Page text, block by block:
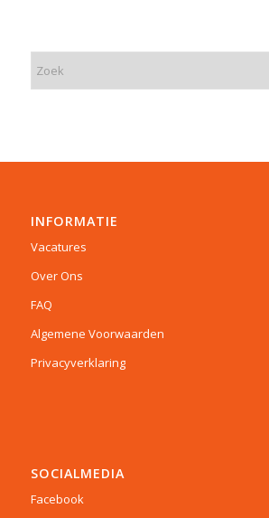
INFORMATIE
Vacatures
Over Ons
FAQ
Algemene Voorwaarden
Privacyverklaring
SOCIALMEDIA
Facebook